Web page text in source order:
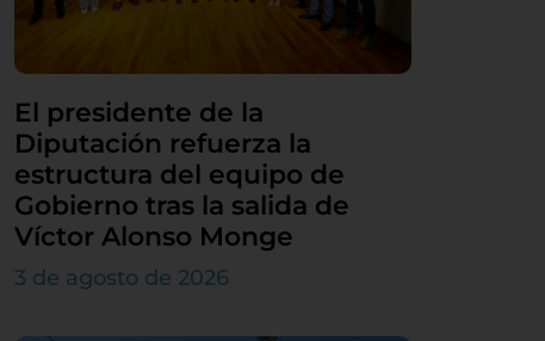
El presidente de la
Diputación refuerza la
estructura del equipo de
Gobierno tras la salida de
Víctor Alonso Monge
3 de agosto de 2026